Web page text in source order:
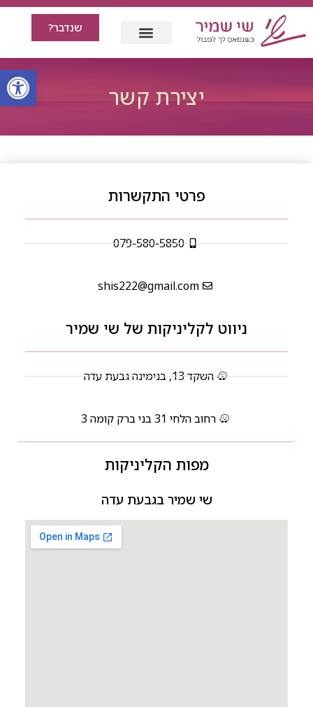
פתח
שנדבר?
יצירת קשר
פרטי התקשרות
079-580-5850
shis222@gmail.com
ניווט לקליניקות של שי שמיר
השקד 13, בנימינה גבעת עדה
רחוב הלחי 31 בני ברק קומה 3
מפות הקליניקות
שי שמיר בגבעת עדה